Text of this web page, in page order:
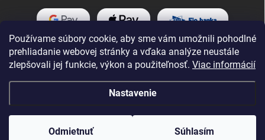
Používame súbory cookie, aby sme vám umožnili pohodlné
prehliadanie webovej stránky a vďaka analýze neustále
zlepšovali jej funkcie, výkon a použiteľnosť. Viac informácií
Nastavenie
Odmietnuť Súhlasím
Copyright 2026LacneDarceky.sk . Všetky práva vyhradené.